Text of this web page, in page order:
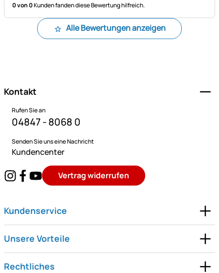
0 von 0Kunden fanden diese Bewertung hilfreich.
Alle Bewertungen anzeigen
Kontakt
Rufen Sie an
04847 - 8068 0
Senden Sie uns eine Nachricht
Kundencenter
Vertrag widerrufen
Kundenservice
Unsere Vorteile
Rechtliches